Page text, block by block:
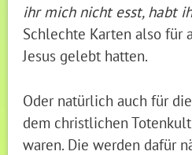
ihr mich nicht esst, habt
Schlechte Karten also für
Jesus gelebt hatten.
Oder natürlich auch für
dem christlichen
waren. Die werden dafür